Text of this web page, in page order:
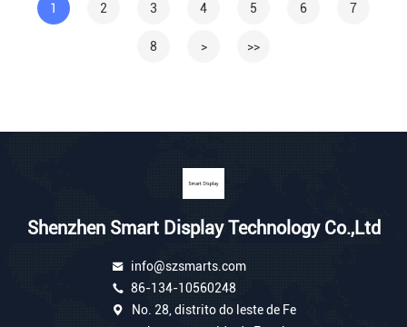
1 2 3 4 5 6 7
8 > >>
Shenzhen Smart Display Technology Co.,Ltd
info@szsmarts.com
86-134-10560248
No. 28, distrito do leste de Fe